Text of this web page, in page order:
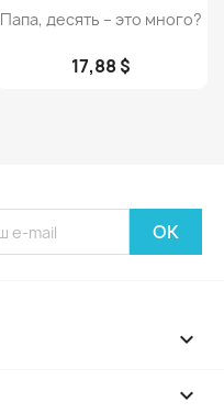
Просмотр
Папа, десять – это много?
17,88 $

